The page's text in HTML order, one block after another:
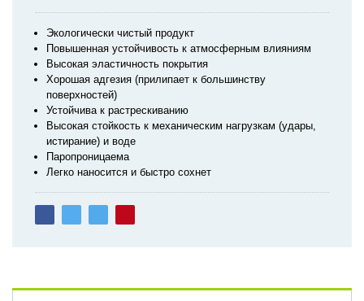
Экологически чистый продукт
Повышенная устойчивость к атмосферным влияниям
Высокая эластичность покрытия
Хорошая адгезия (прилипает к большинству
поверхностей)
Устойчива к растрескиванию
Высокая стойкость к механическим нагрузкам (удары,
истирание) и воде
Паропроницаема
Легко наносится и быстро сохнет